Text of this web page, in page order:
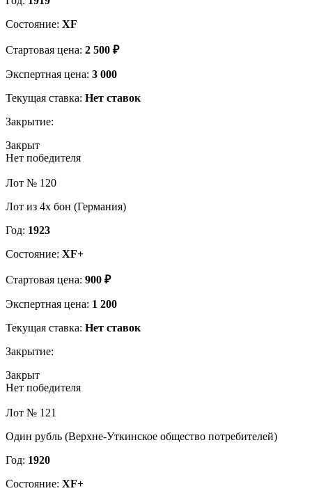
Состояние: XF
Стартовая цена: 2 500 ₽
Экспертная цена: 3 000
Текущая ставка: Нет ставок
Закрытие:
Закрыт
Нет победителя
Лот № 120
Лот из 4х бон (Германия)
Год: 1923
Состояние: XF+
Стартовая цена: 900 ₽
Экспертная цена: 1 200
Текущая ставка: Нет ставок
Закрытие:
Закрыт
Нет победителя
Лот № 121
Один рубль (Верхне-Уткинское общество потребителей)
Год: 1920
Состояние: XF+